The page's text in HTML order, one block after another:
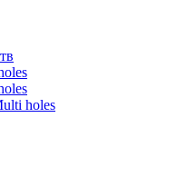
holes